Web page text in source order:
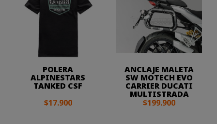
POLERA
ALPINESTARS
TANKED CSF
$17.900
ANCLAJE MALETA
SW MOTECH EVO
CARRIER DUCATI
MULTISTRADA
$199.900